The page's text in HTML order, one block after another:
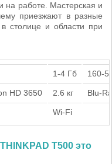
на работе. Мастерская и
приезжают в разные
столице и области при
1-4 Гб 160-
HD 3650 2.6 кг Blu-
Wi-Fi
T500 это